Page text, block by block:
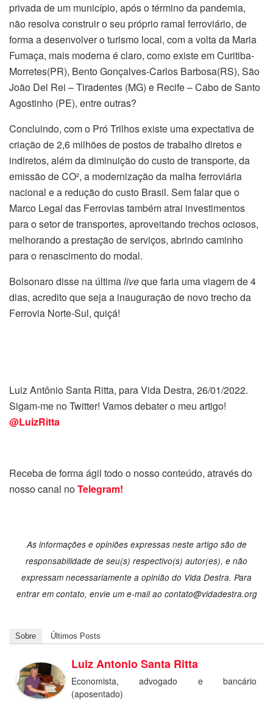
privada de um município, após o término da pandemia,
não resolva construir o seu próprio ramal ferroviário, de
forma a desenvolver o turismo local, com a volta da Maria
Fumaça, mais moderna é claro, como existe em Curitiba-
Morretes(PR), Bento Gonçalves-Carlos Barbosa(RS), São
João Del Rei – Tiradentes (MG) e Recife – Cabo de Santo
Agostinho (PE), entre outras?
Concluindo, com o Pró Trilhos existe uma expectativa de
criação de 2,6 milhões de postos de trabalho diretos e
indiretos, além da diminuição do custo de transporte, da
emissão de CO², a modernização da malha ferroviária
nacional e a redução do custo Brasil. Sem falar que o
Marco Legal das Ferrovias também atrai investimentos
para o setor de transportes, aproveitando trechos ociosos,
melhorando a prestação de serviços, abrindo caminho
para o renascimento do modal.
Bolsonaro disse na últimaliveque faria uma viagem de 4
dias, acredito que seja a inauguração de novo trecho da
Ferrovia Norte-Sul, quiçá!
Luiz Antônio Santa Ritta, para Vida Destra, 26/01/2022.
Sigam-me no Twitter! Vamos debater o meu artigo!
@LuizRitta
Receba de forma ágil todo o nosso conteúdo, através do
nosso canal noTelegram!
As informações e opiniões expressas neste artigo são de
responsabilidade de seu(s) respectivo(s) autor(es), e não
expressam necessariamente a opinião do Vida Destra. Para
entrar em contato, envie um e-mail ao contato@vidadestra.org
Sobre Últimos Posts
Luiz Antonio Santa Ritta
Economista, advogado e bancário
(aposentado)